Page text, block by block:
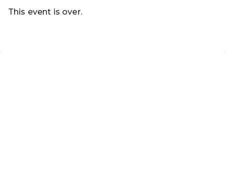
This event is over.